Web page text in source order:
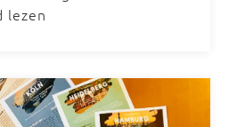
lezen